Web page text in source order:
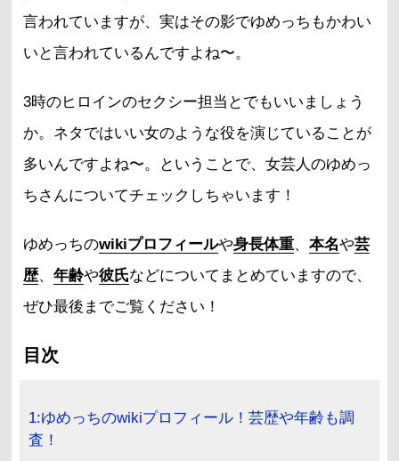
言われていますが、実はその影でゆめっちもかわい
いと言われているんですよね〜。
3時のヒロインのセクシー担当とでもいいましょう
か。ネタではいい女のような役を演じていることが
多いんですよね〜。ということで、女芸人のゆめっ
ちさんについてチェックしちゃいます！
ゆめっちのwikiプロフィールや身長体重、 本名や芸
歴、 年齢や彼氏などについてまとめていますので、
ぜひ最後までご覧ください！
目次
1:ゆめっちのwikiプロフィール！芸歴や年齢も調
査！